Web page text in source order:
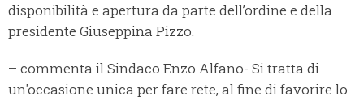
disponibilità e apertura da parte dell’ordine e della
presidente Giuseppina Pizzo.
– commenta il Sindaco Enzo Alfano- Si tratta di
un'occasione unica per fare rete, al fine di favorire lo